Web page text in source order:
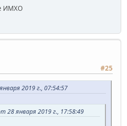
ИМХО
#25
2019 г., 07:54:57
28 января 2019 г., 17:58:49